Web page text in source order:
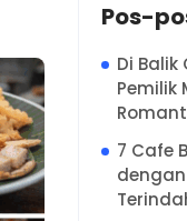
Pos-
Di
Pemilik
7 Cafe